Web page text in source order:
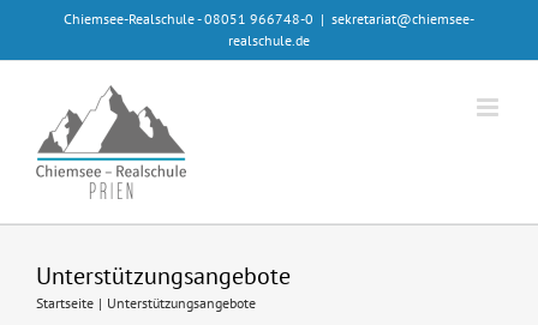
Chiemsee-Realschule - 08051 966748-0 | sekretariat@chiemsee-
realschule.de
Unterstützungsangebote
Startseite Unterstützungsangebote